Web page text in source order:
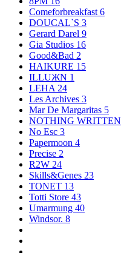
Comeforbreakfast 6
DOUCAL`S 3
Gerard Darel 9
Gia Studios 16
Good&Bad 2
HAIKURE 15
ILLUЖN 1
LEHA 24
Les Archives 3
Mar De Margaritas 5
NOTHING WRITTEN
No Esc 3
Papermoon 4
Precise 2
R2W 24
Skills&Genes 23
TONET 13
Totti Store 43
Umarmung 40
Windsor. 8